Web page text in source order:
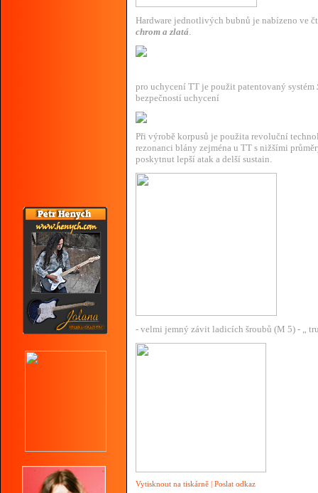
Hardware jednotlivých bubnů je nabízeno ve
chrom a zlatá.
pro uchycení TT je použit patentovaný systém
bezpečností uchycení
Při výrobě korpusů je použita revoluční
rezonanci blány zejména u TT s nižšími
poskytnut lepší atak a delší sustain.
- velmi jemný závit ladicích šroubů (M 5) - „
Vytisknout na tiskárně | Poslat odkaz